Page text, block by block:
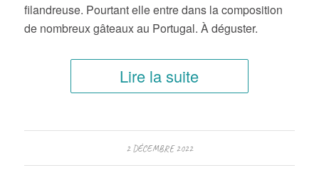
filandreuse. Pourtant elle entre dans la composition
de nombreux gâteaux au Portugal. À déguster.
Lire la suite
2 DÉCEMBRE 2022